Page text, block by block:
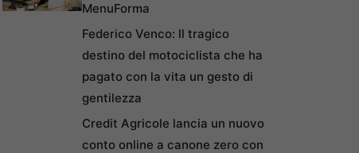
MenuForma
Federico Venco: Il tragico
destino del motociclista che ha
pagato con la vita un gesto di
gentilezza
Credit Agricole lancia un nuovo
conto online a canone zero con